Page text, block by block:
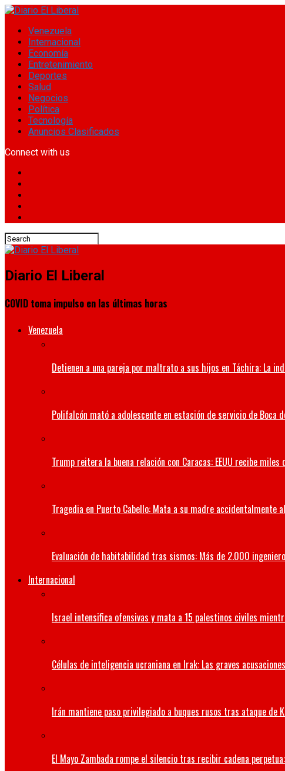
Venezuela
Internacional
Economía
Entretenimiento
Deportes
Salud
Negocios
Política
Tecnología
Anuncios Clasificados
Connect with us
Diario El Liberal
COVID toma impulso en las últimas horas
Venezuela
Detienen a una pareja por maltrato a sus hijos en Táchira: La
Polifalcón mató a adolescente en estación de servicio de Boca
Trump reitera la buena relación con Caracas: EEUU recibe
Tragedia en Puerto Cabello: Mata a su madre accidentalmente
Evaluación de habitabilidad tras sismos: Más de 2.000
Internacional
Israel intensifica ofensivas y mata a 15 palestinos civiles
Células de inteligencia ucraniana en Irak: Las graves
Irán mantiene paso privilegiado a buques rusos tras ataque de
El Mayo Zambada rompe el silencio tras recibir cadena